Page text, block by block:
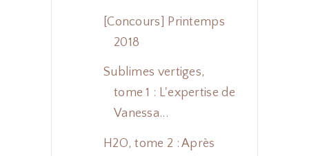
[Concours] Printemps
2018
Sublimes vertiges,
tome 1 : L'expertise de
Vanessa...
H2O, tome 2 : Après